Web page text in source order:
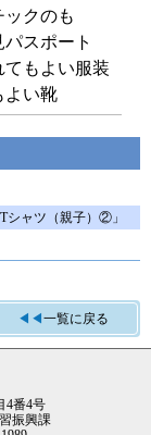
ックのも
スポート
てもよい服装
よい靴
ャツ（親子）②」
◀◀ 一覧に戻る
4番4号
振興課